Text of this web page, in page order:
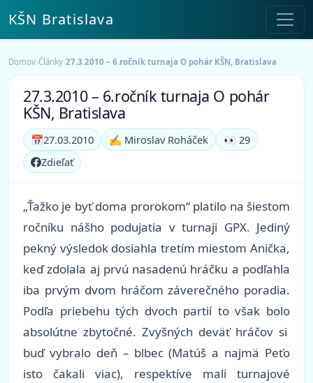
KŠN Bratislava
Domov›Články›27.3.2010 – 6.ročník turnaja O pohár KŠN, Bratislava
27.3.2010 – 6.ročník turnaja O pohár
KŠN, Bratislava
📅27.03.2010 ✍️ Miroslav Roháček
👀 29
Zdieľať
„Ťažko je byť doma prorokom“ platilo na šiestom
ročníku nášho podujatia v turnaji GPX. Jediný
pekný výsledok dosiahla tretím miestom Anička,
keď zdolala aj prvú nasadenú hráčku a podľahla
iba prvým dvom hráčom záverečného poradia.
Podľa priebehu tých dvoch partií to však bolo
absolútne zbytočné. Zvyšných deväť hráčov si
buď vybralo deň – blbec (Matúš a najmä Peťo
isto čakali viac), respektíve mali turnajové